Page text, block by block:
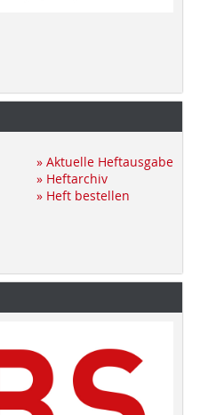
» Aktuelle Heftausgabe
» Heftarchiv
» Heft bestellen